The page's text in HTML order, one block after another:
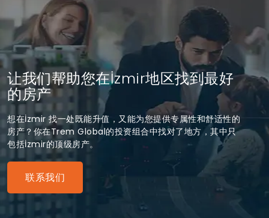
让我们帮助您在İzmir地区找到最好
的房产
想在İzmir 找一处既能升值，又能为您提供专属性和舒适性的
房产？你在Trem Global的投资组合中找对了地方，其中只
包括İzmir的顶级房产。
联系我们